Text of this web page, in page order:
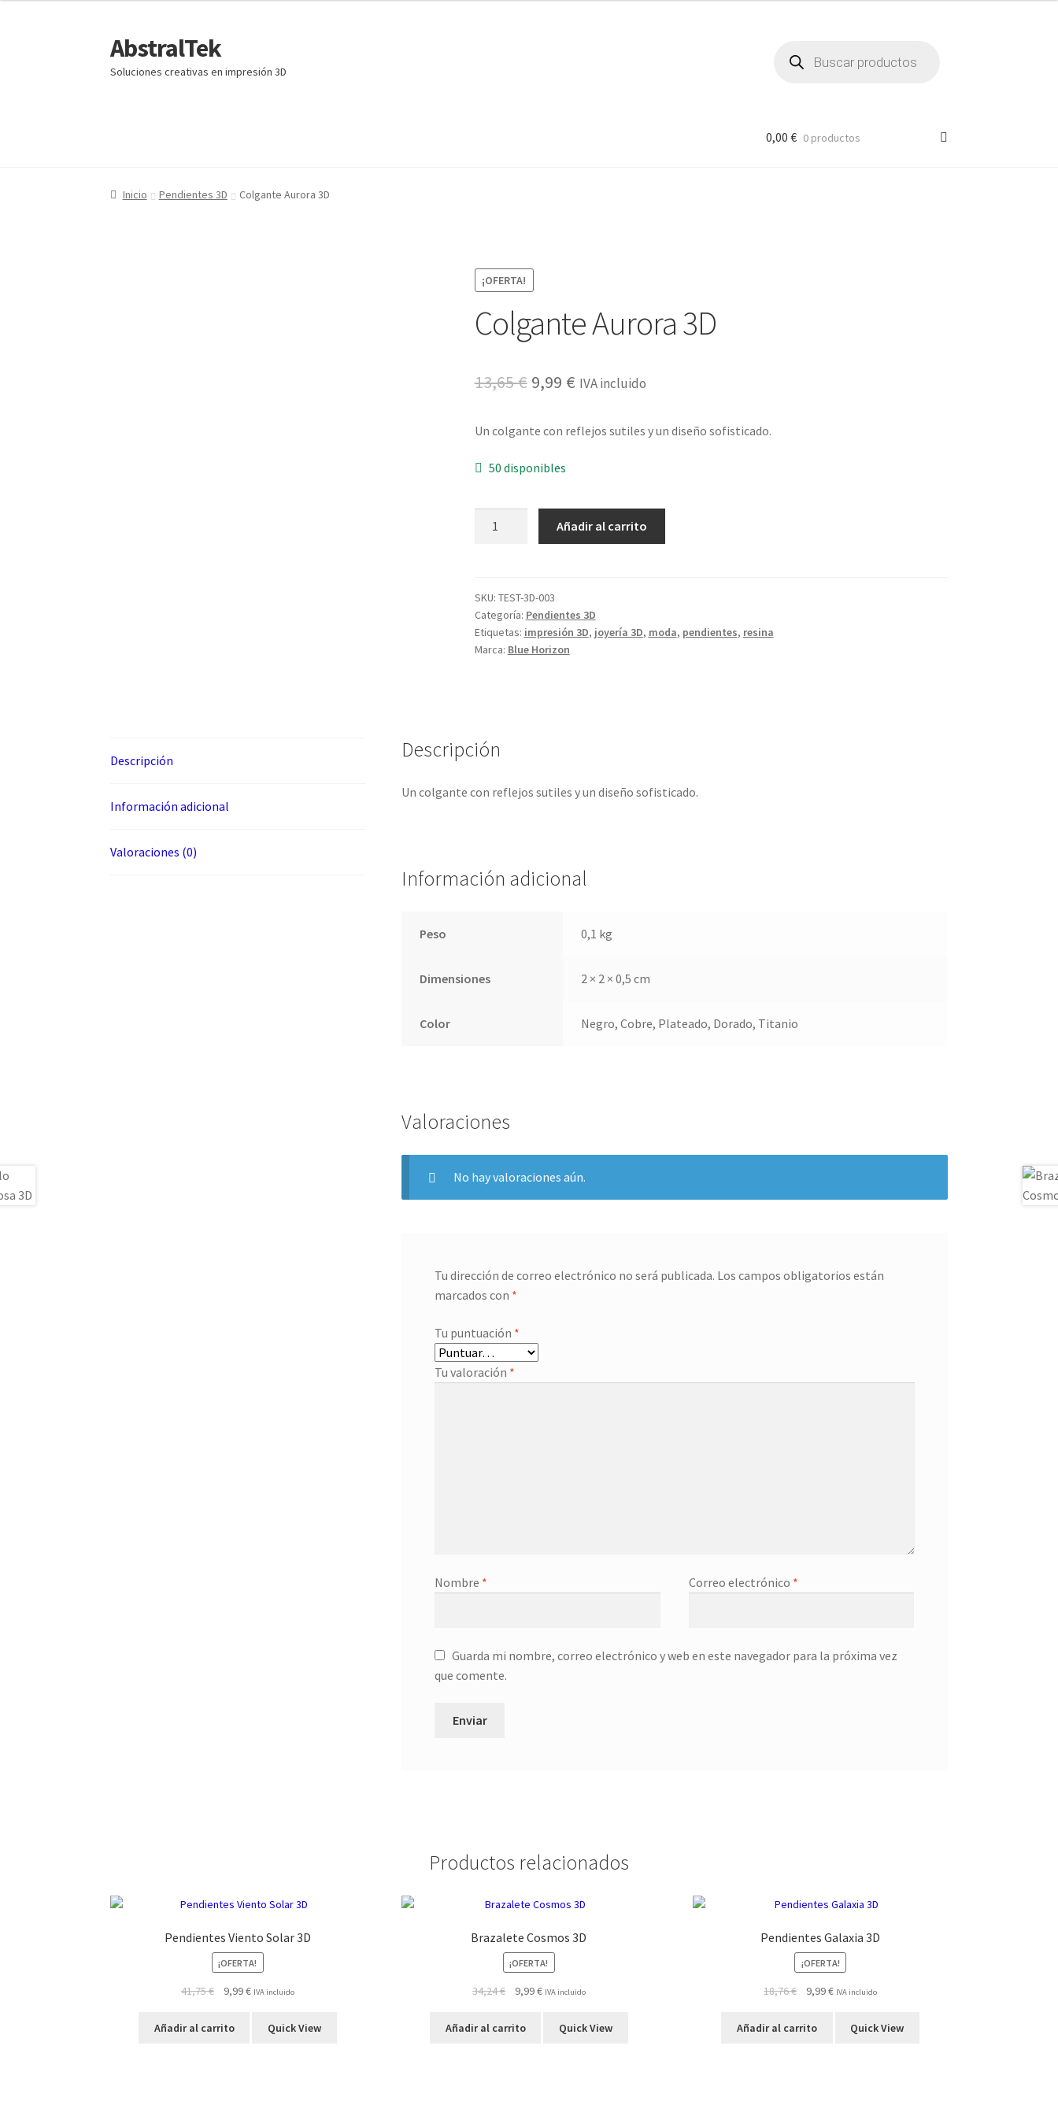
Ir
a
la
Ir
al
contenido
AbstralTek
Soluciones creativas en impresión 3D productos
0,00 € 0 productos
Inicio Pendientes 3D Colgante Aurora 3D
¡OFERTA!
Colgante Aurora 3D
13,65€ El
original
era:
9,99 €El
actual
IVA incluido
Un colgante con reflejos sutiles y un diseño sofisticado.
50 disponibles
Añadir al carrito
SKU: TEST-3D-003
Categoría: Pendientes 3D
Etiquetas: impresión 3D, joyería 3D, moda, pendientes, resina
Marca: Blue Horizon
Descripción
Información adicional
Valoraciones (0)
Descripción
Un colgante con reflejos sutiles y un diseño sofisticado.
Información adicional
Peso 0,1 kg
Dimensiones 2 × 2 × 0,5 cm
Color Negro, Cobre, Plateado, Dorado, Titanio
Valoraciones
No hay valoraciones aún.
Tu dirección de correo electrónico no será publicada. Los campos obligatorios están
marcados con *
Tu puntuación *
Tu valoración *
Nombre * Correo electrónico *
Guarda mi nombre, correo electrónico y web en este navegador para la próxima vez
que comente.
Productos relacionados
Pendientes Viento Solar 3D
¡OFERTA!
41,75€
original
9,99€El
actual
IVA incluido
Añadir al carrito Quick View
Brazalete Cosmos 3D
¡OFERTA!
34,24€
original
9,99€El
actual
IVA incluido
Añadir al carrito Quick View
Pendientes Galaxia 3D
¡OFERTA!
18,76€
original
9,99€El
actual
IVA incluido
Añadir al carrito Quick View